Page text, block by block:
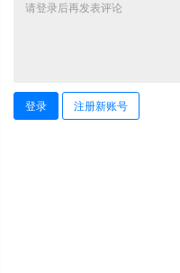
登录 注册新账号